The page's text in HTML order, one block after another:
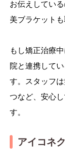
お伝えしてい
美ブラケットも
もし矯正治療
院と連携して
す。スタッフ
つなど、安心
す。
アイコネ